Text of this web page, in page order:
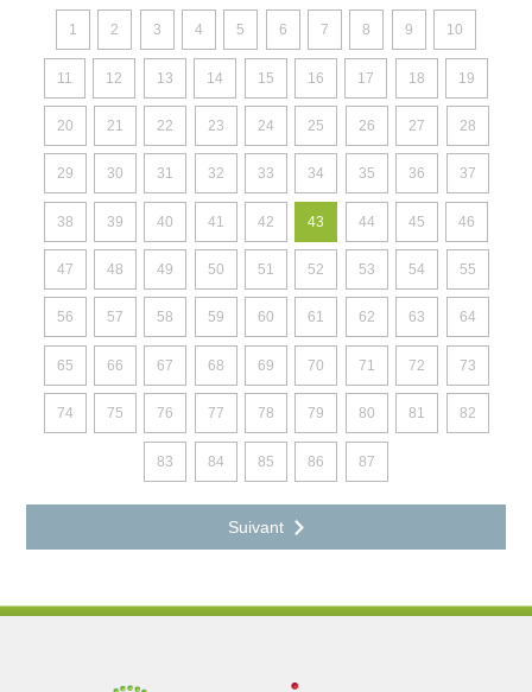
1 2 3 4 5 6 7 8 9 10
11 12 13 14 15 16 17 18 19
20 21 22 23 24 25 26 27 28
29 30 31 32 33 34 35 36 37
38 39 40 41 42 43 44 45 46
47 48 49 50 51 52 53 54 55
56 57 58 59 60 61 62 63 64
65 66 67 68 69 70 71 72 73
74 75 76 77 78 79 80 81 82
83 84 85 86 87